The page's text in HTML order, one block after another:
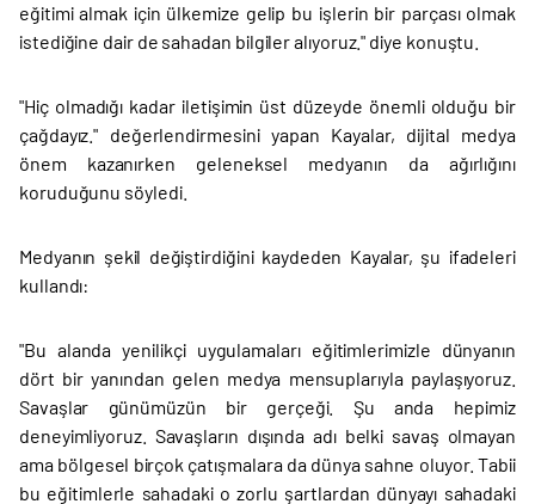
eğitimi almak için ülkemize gelip bu işlerin bir parçası olmak
istediğine dair de sahadan bilgiler alıyoruz." diye konuştu.
"Hiç olmadığı kadar iletişimin üst düzeyde önemli olduğu bir
çağdayız." değerlendirmesini yapan Kayalar, dijital medya
önem kazanırken geleneksel medyanın da ağırlığını
koruduğunu söyledi.
Medyanın şekil değiştirdiğini kaydeden Kayalar, şu ifadeleri
kullandı:
"Bu alanda yenilikçi uygulamaları eğitimlerimizle dünyanın
dört bir yanından gelen medya mensuplarıyla paylaşıyoruz.
Savaşlar günümüzün bir gerçeği. Şu anda hepimiz
deneyimliyoruz. Savaşların dışında adı belki savaş olmayan
ama bölgesel birçok çatışmalara da dünya sahne oluyor. Tabii
bu eğitimlerle sahadaki o zorlu şartlardan dünyayı sahadaki